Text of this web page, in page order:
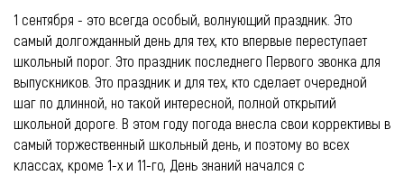
1 сентября - это всегда особый, волнующий праздник. Это
самый долгожданный день для тех, кто впервые переступает
школьный порог. Это праздник последнего Первого звонка для
выпускников. Это праздник и для тех, кто сделает очередной
шаг по длинной, но такой интересной, полной открытий
школьной дороге. В этом году погода внесла свои коррективы в
самый торжественный школьный день, и поэтому во всех
классах, кроме 1-х и 11-го, День знаний начался с